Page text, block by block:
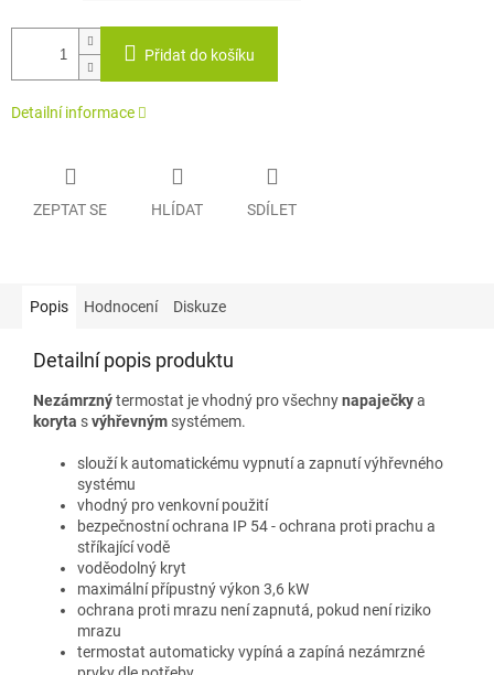
Přidat do košíku
Detailní informace
ZEPTAT SE HLÍDAT SDÍLET
Popis Hodnocení Diskuze
Detailní popis produktu
Nezámrznýtermostat je vhodný pro všechnynapaječkya
koryta svýhřevným systémem.
slouží k automatickému vypnutí a zapnutí výhřevného
systému
vhodný pro venkovní použití
bezpečnostní ochrana IP 54 - ochrana proti prachu a
stříkající vodě
voděodolný kryt
maximální přípustný výkon 3,6 kW
ochrana proti mrazu není zapnutá, pokud není riziko
mrazu
termostat automaticky vypíná a zapíná nezámrzné